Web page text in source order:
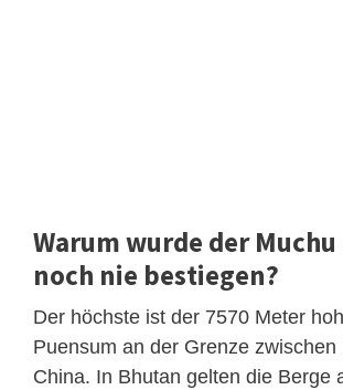
Warum wurde der Muchu
noch nie bestiegen?
Der höchste ist der 7570 Meter
Puensum an der Grenze zwischen
China. In Bhutan gelten die Berge